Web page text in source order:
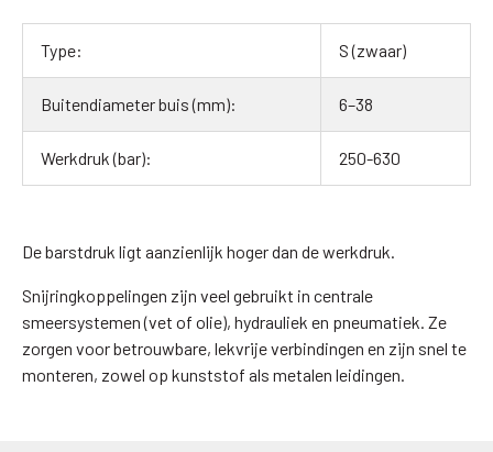
S (zwaar)
6–38
250-630
De barstdruk ligt aanzienlijk hoger dan de werkdruk.
Snijringkoppelingen zijn veel gebruikt in centrale
smeersystemen (vet of olie), hydrauliek en pneumatiek. Ze
zorgen voor betrouwbare, lekvrije verbindingen en zijn snel te
monteren, zowel op kunststof als metalen leidingen.